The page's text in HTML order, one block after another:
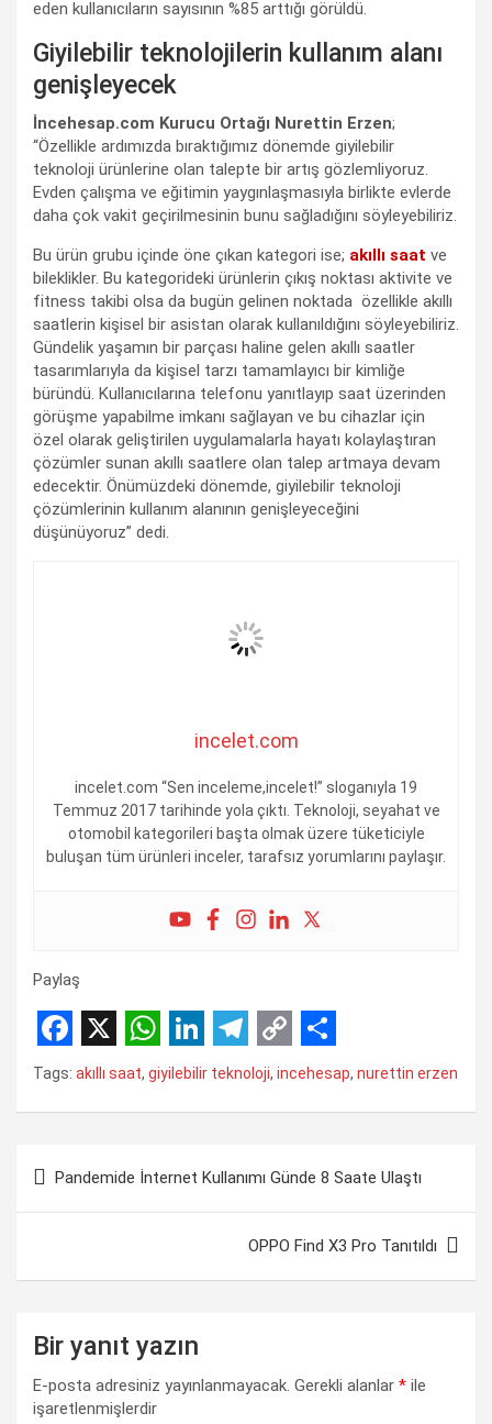
eden kullanıcıların sayısının %85 arttığı görüldü.
Giyilebilir teknolojilerin kullanım alanı
genişleyecek
İncehesap.com Kurucu Ortağı Nurettin Erzen;
“Özellikle ardımızda bıraktığımız dönemde giyilebilir
teknoloji ürünlerine olan talepte bir artış gözlemliyoruz.
Evden çalışma ve eğitimin yaygınlaşmasıyla birlikte evlerde
daha çok vakit geçirilmesinin bunu sağladığını söyleyebiliriz.
Bu ürün grubu içinde öne çıkan kategori ise; akıllı saat ve
bileklikler. Bu kategorideki ürünlerin çıkış noktası aktivite ve
fitness takibi olsa da bugün gelinen noktada özellikle akıllı
saatlerin kişisel bir asistan olarak kullanıldığını söyleyebiliriz.
Gündelik yaşamın bir parçası haline gelen akıllı saatler
tasarımlarıyla da kişisel tarzı tamamlayıcı bir kimliğe
büründü. Kullanıcılarına telefonu yanıtlayıp saat üzerinden
görüşme yapabilme imkanı sağlayan ve bu cihazlar için
özel olarak geliştirilen uygulamalarla hayatı kolaylaştıran
çözümler sunan akıllı saatlere olan talep artmaya devam
edecektir. Önümüzdeki dönemde, giyilebilir teknoloji
çözümlerinin kullanım alanının genişleyeceğini
düşünüyoruz” dedi.
incelet.com
incelet.com “Sen inceleme,incelet!” sloganıyla 19
Temmuz 2017 tarihinde yola çıktı. Teknoloji, seyahat ve
otomobil kategorileri başta olmak üzere tüketiciyle
buluşan tüm ürünleri inceler, tarafsız yorumlarını paylaşır.
Paylaş
F
e
b
o
X W
t
s
p
L
k
e
I
T
e
g
a
C
y
L
i
n
S
r
e
Tags: akıllı saat, giyilebilir teknoloji, incehesap, nurettin erzen
Yazı
Pandemide İnternet Kullanımı Günde 8 Saate Ulaştı
OPPO Find X3 Pro Tanıtıldı
Bir yanıt yazın
E-posta adresiniz yayınlanmayacak. Gerekli alanlar * ile
işaretlenmişlerdir